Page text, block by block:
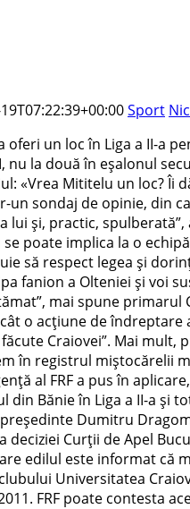
Sport
un loc în Liga a II-a
la două în eşalonul
«Vrea Mititelu un loc? Îi
sondaj de opinie, din
şi, practic,
poate implica la o
să respect legea şi
fanion a Olteniei şi voi
mai spune
o acţiune de
Craiovei”. Mai mult,
în registrul miştocărelii
al FRF a pus în
Bănie în Liga a II-a şi
Dumitru
Curţii de Apel
edilul este informat că
Universitatea
FRF poate contesta